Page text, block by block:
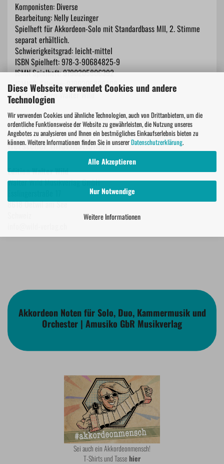
Diese Webseite verwendet Cookies und andere
Technologien
Wir verwenden Cookies und ähnliche Technologien, auch von Drittanbietern, um die
ordentliche Funktionsweise der Website zu gewährleisten, die Nutzung unseres
Angebotes zu analysieren und Ihnen ein bestmögliches Einkaufserlebnis bieten zu
können. Weitere Informationen finden Sie in unsererDatenschutzerklärung.
Alle Akzeptieren
Nur Notwendige
Weitere Informationen
Komponisten: Diverse
Bearbeitung: Nelly Leuzinger
Spielheft für Akkordeon-Solo mit Standardbass MII, 2. Stimme
separat erhältlich.
Schwierigkeitsgrad: leicht-mittel
ISBN Spielheft: 978-3-90684825-9
ISMN Spielheft: 9790205806392
ISMN 2. Stimme: 9790205806408
Verlag: Edition Walter Wild
Hersteller Informationen
Edition Walter Wild
Walter Wild Musikverlag GmbH
8618 Oetwil am See
Akkordeon Noten für Solo, Duo, Kammermusik und
Orchester | Amusiko GbR Musikverlag
Sei auch ein Akkordeonmensch!
T-Shirts und Tassehier